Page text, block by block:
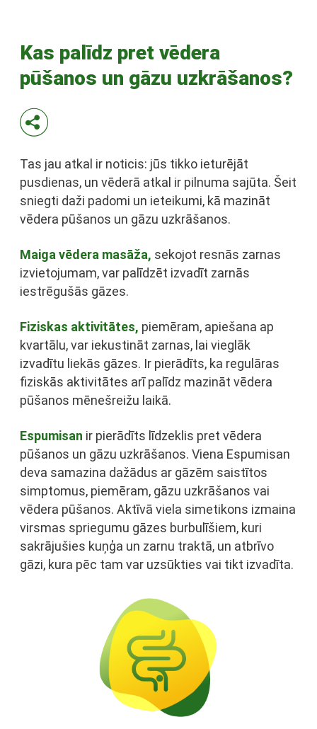
Kas palīdz pret vēdera
pūšanos un gāzu uzkrāšanos?
Tas jau atkal ir noticis: jūs tikko ieturējāt
pusdienas, un vēderā atkal ir pilnuma sajūta. Šeit
sniegti daži padomi un ieteikumi, kā mazināt
vēdera pūšanos un gāzu uzkrāšanos.
Maiga vēdera masāža, sekojot resnās zarnas
izvietojumam, var palīdzēt izvadīt zarnās
iestrēgušās gāzes.
Fiziskas aktivitātes, piemēram, apiešana ap
kvartālu, var iekustināt zarnas, lai vieglāk
izvadītu liekās gāzes. Ir pierādīts, ka regulāras
fiziskās aktivitātes arī palīdz mazināt vēdera
pūšanos mēnešreižu laikā.
Espumisan ir pierādīts līdzeklis pret vēdera
pūšanos un gāzu uzkrāšanos. Viena Espumisan
deva samazina dažādus ar gāzēm saistītos
simptomus, piemēram, gāzu uzkrāšanos vai
vēdera pūšanos. Aktīvā viela simetikons izmaina
virsmas spriegumu gāzes burbulīšiem, kuri
sakrājušies kuņģa un zarnu traktā, un atbrīvo
gāzi, kura pēc tam var uzsūkties vai tikt izvadīta.